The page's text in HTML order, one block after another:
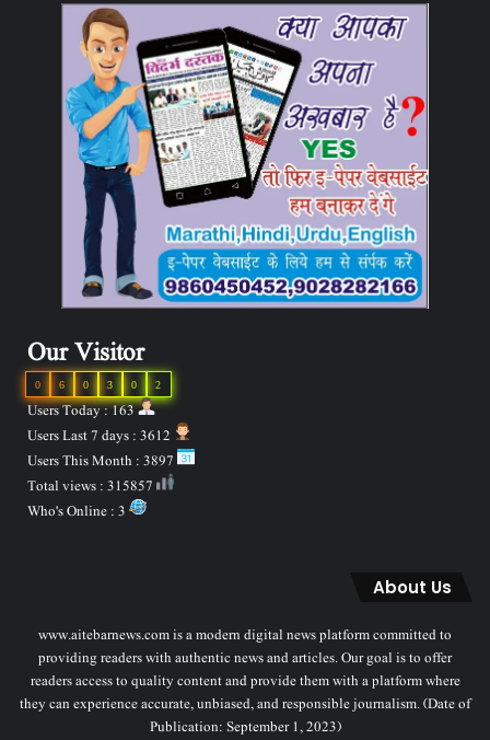
Our Visitor
2
0
3
0
6
0
Users Today : 163
About Us
www.aitebarnews.com is a modern digital news platform committed to
providing readers with authentic news and articles. Our goal is to offer
readers access to quality content and provide them with a platform where
they can experience accurate, unbiased, and responsible journalism. (Date of
Publication: September 1, 2023)